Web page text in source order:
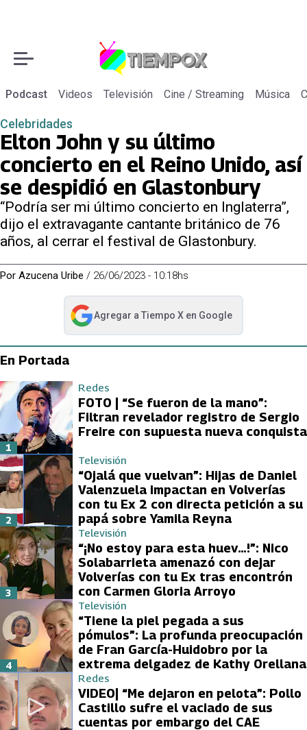
Podcast Videos Televisión Cine / Streaming Música
Celebridades
Elton John y su último
concierto en el Reino Unido, así
se despidió en Glastonbury
“Podría ser mi último concierto en Inglaterra”,
dijo el extravagante cantante británico de 76
años, al cerrar el festival de Glastonbury.
Por Azucena Uribe / 26/06/2023 - 10:18hs
Agregar a Tiempo Xen Google
abre en nueva pestaña
En Portada
Redes
FOTO | “Se fueron de la mano”:
Filtran revelador registro de Sergio
Freire con supuesta nueva conquista
1
Televisión
“Ojalá que vuelvan”: Hijas de Daniel
Valenzuela impactan en Volverías
con tu Ex 2 con directa petición a su
papá sobre Yamila Reyna
2
Televisión
“¡No estoy para esta huev…!”: Nico
Solabarrieta amenazó con dejar
Volverías con tu Ex tras encontrón
con Carmen Gloria Arroyo
3
Televisión
“Tiene la piel pegada a sus
pómulos”: La profunda preocupación
de Fran García-Huidobro por la
extrema delgadez de Kathy Orellana
4
Redes
VIDEO| “Me dejaron en pelota”: Pollo
Castillo sufre el vaciado de sus
cuentas por embargo del CAE